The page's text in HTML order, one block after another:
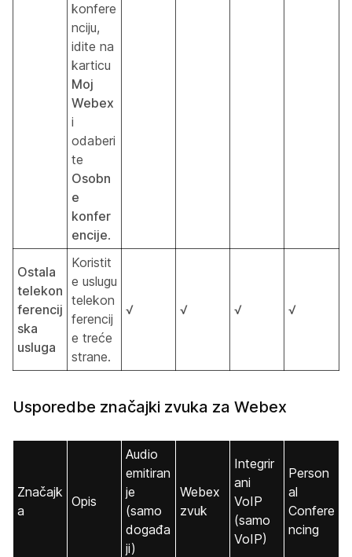
konfere
nciju,
idite na
karticu
Moj
Webex
i
odaberi
te
Osobn
e
konfer
encije.
Ostala
telekon
ferencij
ska
usluga
Koristit
e uslugu
telekon
ferencij
e treće
strane.
√ √ √ √
Usporedbe značajki zvuka za Webex
Značajk
a
Opis
Audio
emitiran
je
(samo
događa
ji)
Webex
zvuk
Integrir
ani
VoIP
(samo
VoIP)
Person
al
Confere
ncing